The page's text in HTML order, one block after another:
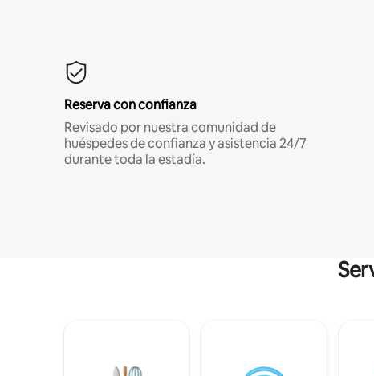
Reserva con confianza
Revisado por nuestra comunidad de
huéspedes de confianza y asistencia 24/7
durante toda la estadía.